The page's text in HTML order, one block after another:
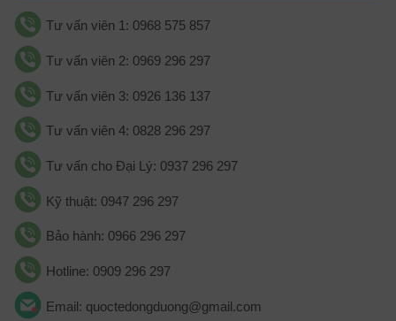
Tư vấn viên 1: 0968 575 857
Tư vấn viên 2: 0969 296 297
Tư vấn viên 3: 0926 136 137
Tư vấn viên 4: 0828 296 297
Tư vấn cho Đại Lý: 0937 296 297
Kỹ thuật: 0947 296 297
Bảo hành: 0966 296 297
Hotline: 0909 296 297
Email: quoctedongduong@gmail.com